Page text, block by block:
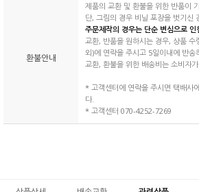
환불안내
제품의 교환 및 환불을 위한 반품이
단, 그림의 경우 비닐 포장을 벗기신
주문제작의 경우는 단순 변심으로
교환, 반품을 원하시는 경우, 상품 수
외)에 연락을 주시고 5일이내에 반송
교환, 환불을 위한 배송비는 소비자
* 고객센터에 연락을 주시면 택배사
다.
* 고객센터 070-4252-7269